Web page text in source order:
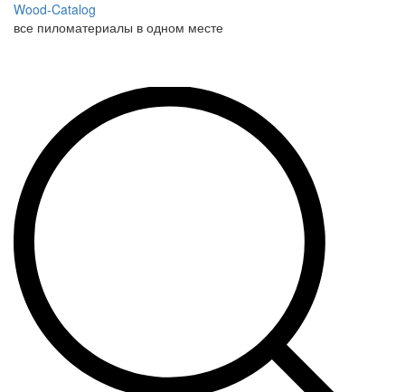
Wood-Catalog
все пиломатериалы в одном месте